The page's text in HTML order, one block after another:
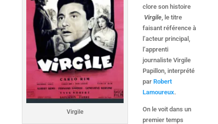
Virgile
clore son histoire
Virgile, le titre
faisant référence à
l’acteur principal,
l’apprenti
journaliste Virgile
Papillon, interprété
par Robert
Lamoureux.
On le voit dans un
premier temps